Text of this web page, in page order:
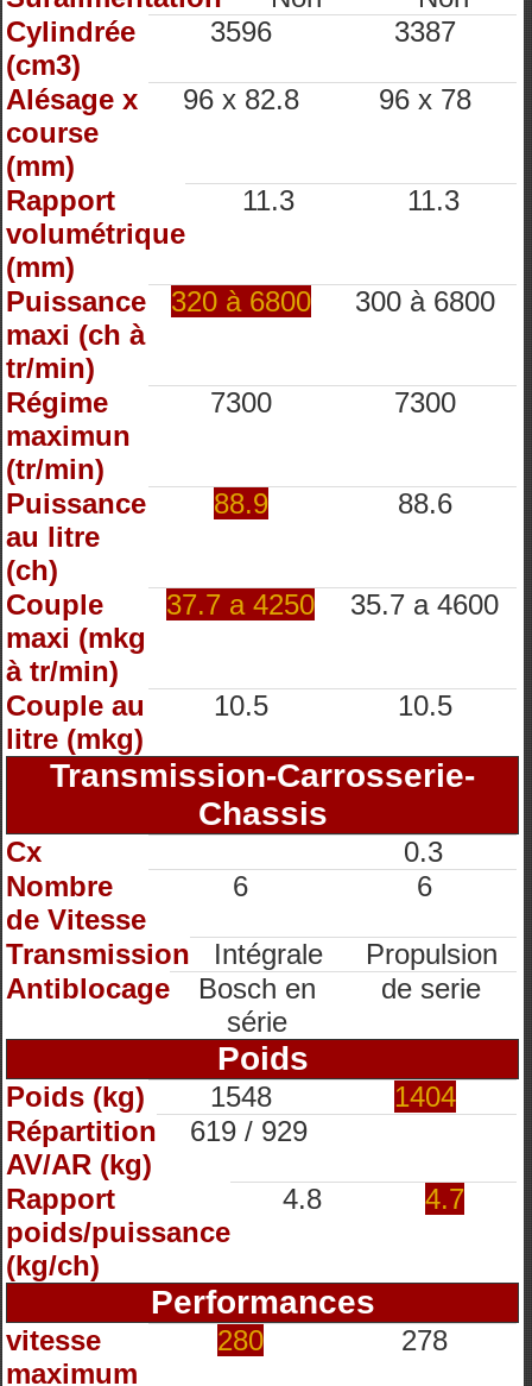
Cylindrée
(cm3)
3596 3387
Alésage x
course
(mm)
96 x 82.8 96 x 78
Rapport
volumétrique
(mm)
11.3 11.3
Puissance
maxi (ch à
tr/min)
320 à 6800 300 à 6800
Régime
maximun
(tr/min)
7300 7300
Puissance
au litre
(ch)
88.9 88.6
Couple
maxi (mkg
à tr/min)
37.7 a 4250 35.7 a 4600
Couple au
litre (mkg)
10.5 10.5
Transmission-Carrosserie-
Chassis
Cx
0.3
Nombre
de Vitesse
6 6
Transmission Intégrale
Propulsion
Antiblocage
Bosch en
série
de serie
Poids
Poids (kg) 1548
1404
Répartition
AV/AR (kg)
619 / 929
Rapport
poids/puissance
(kg/ch)
4.8 4.7
Performances
vitesse
maximum
280 278